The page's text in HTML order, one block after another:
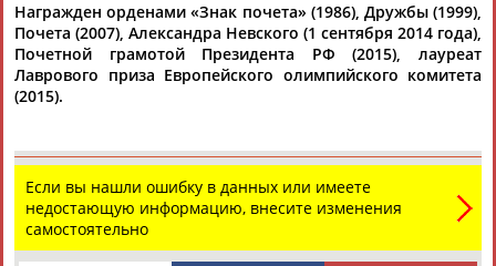
Награжден орденами «Знак почета» (1986), Дружбы (1999),
Почета (2007), Александра Невского (1 сентября 2014 года),
Почетной грамотой Президента РФ (2015), лауреат
Лаврового приза Европейского олимпийского комитета
(2015).
Если вы нашли ошибку в данных или имеете
недостающую информацию, внесите изменения
самостоятельно